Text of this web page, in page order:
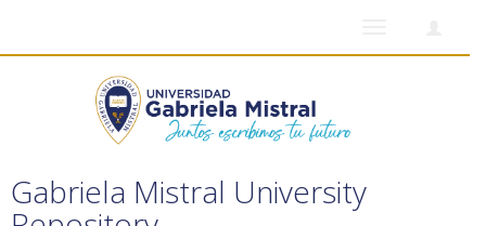
Gabriela Mistral University